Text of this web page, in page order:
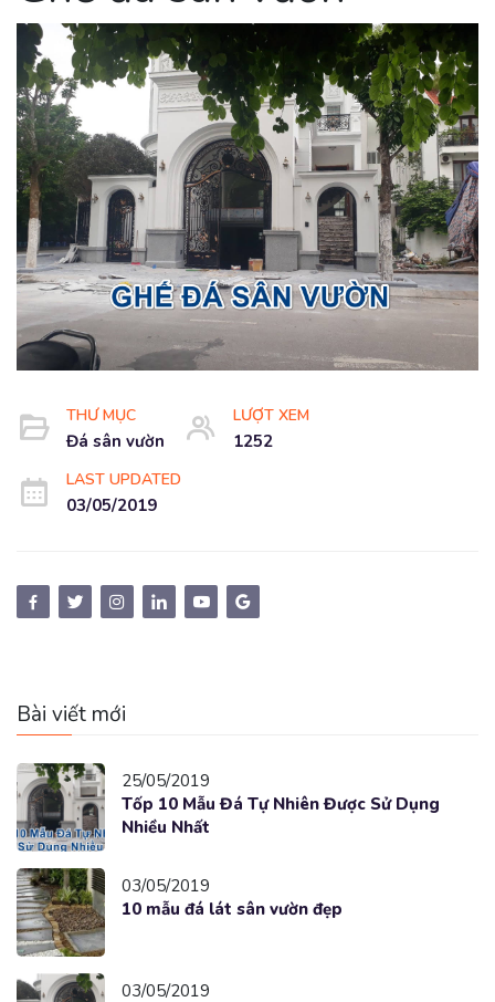
THƯ MỤC
Đá sân vườn
LƯỢT XEM
1252
LAST UPDATED
03/05/2019
Bài viết mới
25/05/2019
Tốp 10 Mẫu Đá Tự Nhiên Được Sử Dụng
Nhiều Nhất
03/05/2019
10 mẫu đá lát sân vườn đẹp
03/05/2019